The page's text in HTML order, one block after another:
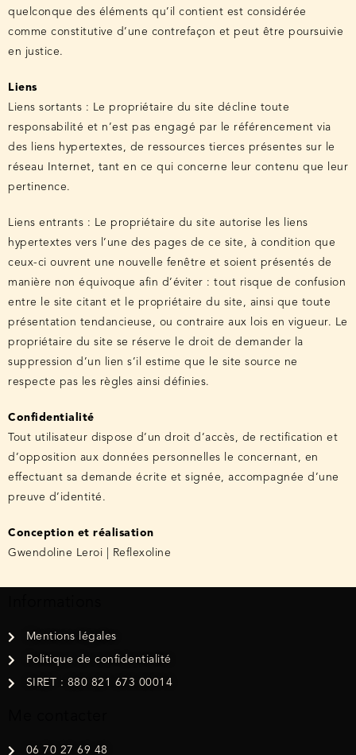
quelconque des éléments qu’il contient est considérée
comme constitutive d’une contrefaçon et peut être poursuivie
en justice.
Liens
Liens sortants : Le propriétaire du site décline toute
responsabilité et n’est pas engagé par le référencement via
des liens hypertextes, de ressources tierces présentes sur le
réseau Internet, tant en ce qui concerne leur contenu que leur
pertinence.
Liens entrants : Le propriétaire du site autorise les liens
hypertextes vers l’une des pages de ce site, à condition que
ceux-ci ouvrent une nouvelle fenêtre et soient présentés de
manière non équivoque afin d’éviter : tout risque de confusion
entre le site citant et le propriétaire du site, ainsi que toute
présentation tendancieuse, ou contraire aux lois en vigueur. Le
propriétaire du site se réserve le droit de demander la
suppression d’un lien s’il estime que le site source ne
respecte pas les règles ainsi définies.
Confidentialité
Tout utilisateur dispose d’un droit d’accès, de rectification et
d’opposition aux données personnelles le concernant, en
effectuant sa demande écrite et signée, accompagnée d’une
preuve d’identité.
Conception et réalisation
Gwendoline Leroi | Reflexoline
Mentions légales
Politique de confidentialité
SIRET : 880 821 673 00014
06 70 27 69 48